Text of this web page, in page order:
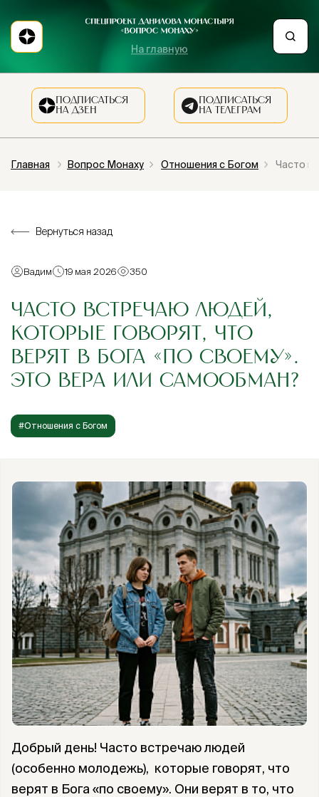
На главную
ПОДПИСАТЬСЯ
НА ДЗЕН
ПОДПИСАТЬСЯ
НА ТЕЛЕГРАМ
Главная Вопрос Монаху Отношения с Богом Часто
Вернуться назад
Вадим 19 мая 2026 350
ЧАСТО ВСТРЕЧАЮ ЛЮДЕЙ,
КОТОРЫЕ ГОВОРЯТ, ЧТО
ВЕРЯТ В БОГА «ПО СВОЕМУ».
ЭТО ВЕРА ИЛИ САМООБМАН?
#Отношения с Богом
Добрый день! Часто встречаю людей
(особенно молодежь), которые говорят, что
верят в Бога «по своему». Они верят в то, что